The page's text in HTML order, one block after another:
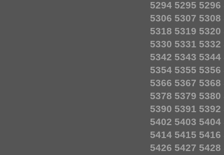
5294 5295 5296
5306 5307 5308
5318 5319 5320
5330 5331 5332
5342 5343 5344
5354 5355 5356
5366 5367 5368
5378 5379 5380
5390 5391 5392
5402 5403 5404
5414 5415 5416
5426 5427 5428